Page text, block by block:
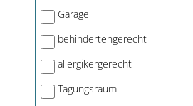
Garage
behindertengerecht
allergikergerecht
Tagungsraum